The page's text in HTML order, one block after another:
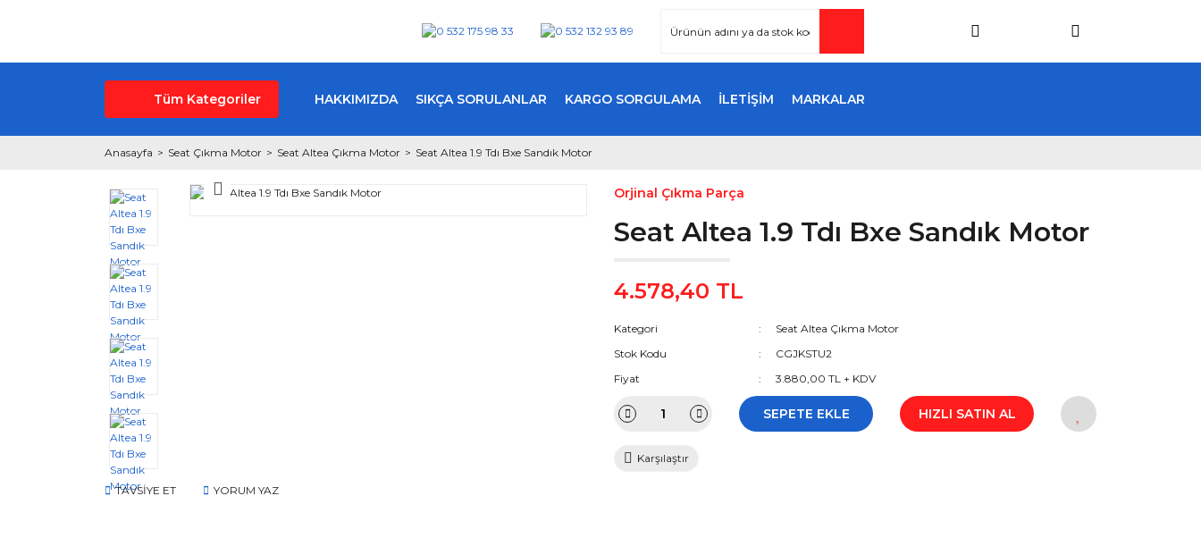
Tüm Kategoriler HAKKIMIZDA SIKÇA SORULANLAR KARGO SORGULAMA İLETİŞİM MARKALAR
Anasayfa Seat Çıkma Motor Seat Altea Çıkma Motor Seat Altea 1.9 Tdı Bxe Sandık Motor
TAVSİYE ET YORUM YAZ
Orjinal Çıkma Parça
Seat Altea 1.9 Tdı Bxe Sandık Motor
4.578,40 TL
Kategori
Seat Altea Çıkma Motor
Stok Kodu
CGJKSTU2
Fiyat
3.880,00 TL + KDV
SEPETE EKLE HIZLI SATIN AL
Karşılaştır